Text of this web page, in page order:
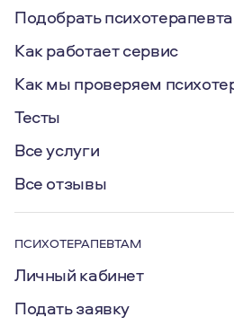
Подобрать психотерапевта
Как работает сервис
Как мы проверяем
Тесты
Все услуги
Все отзывы
ПСИХОТЕРАПЕВТАМ
Личный кабинет
Подать заявку